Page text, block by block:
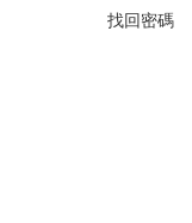
找回密碼